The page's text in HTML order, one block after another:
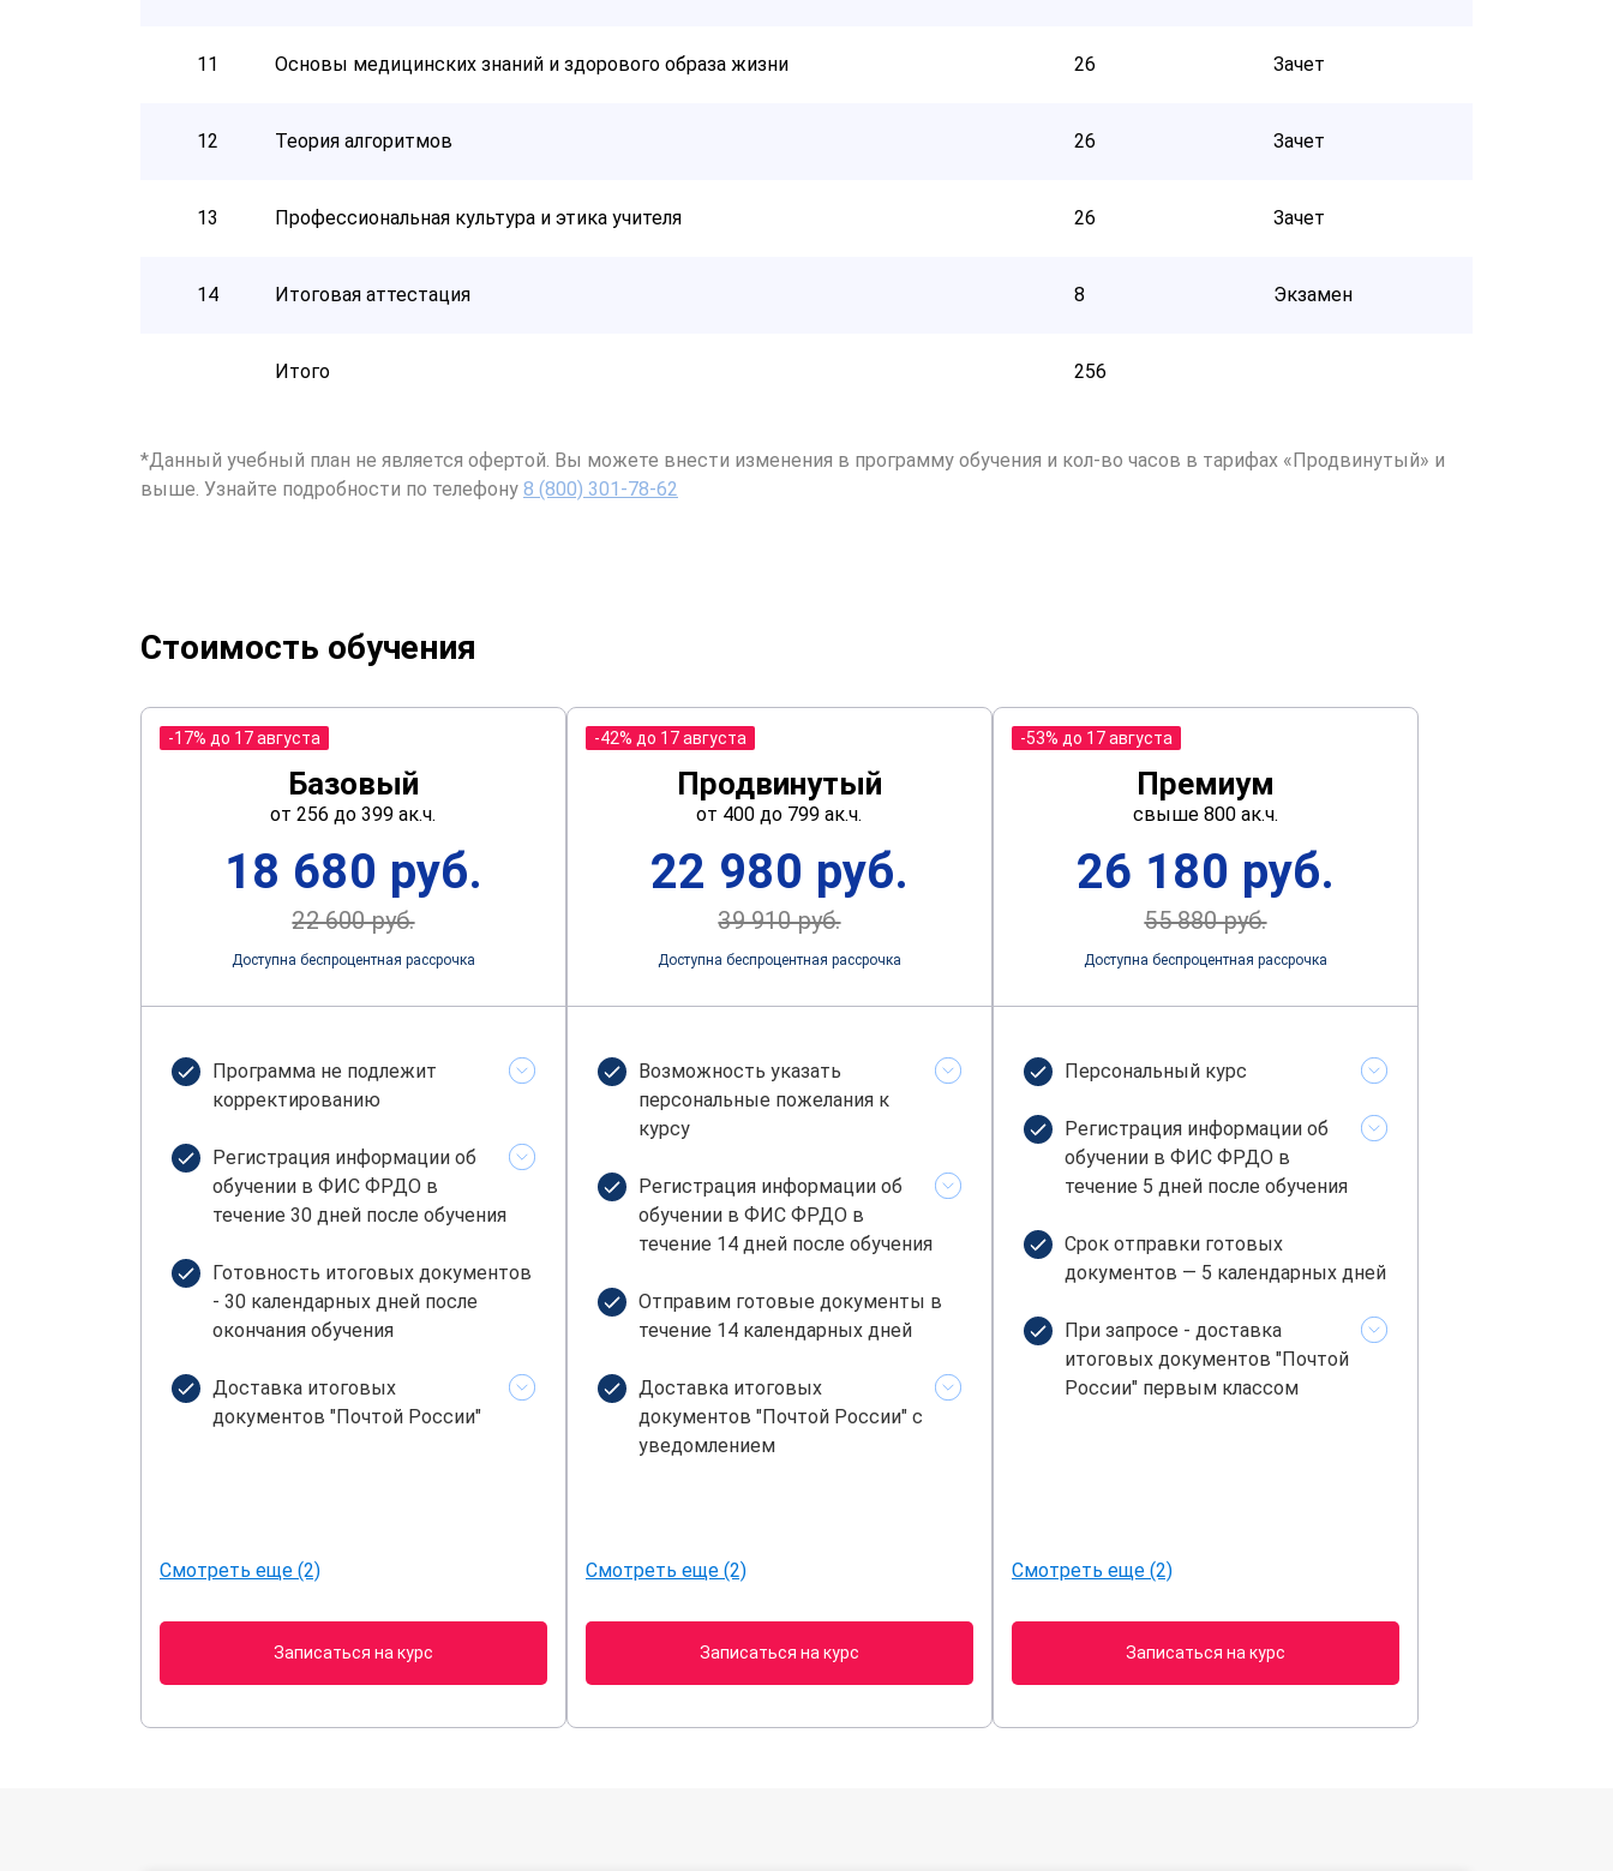
11 Основы медицинских знаний и здорового образа жизни 26 Зачет
12 Теория алгоритмов 26 Зачет
13 Профессиональная культура и этика учителя 26 Зачет
14 Итоговая аттестация 8 Экзамен
Итого 256
*Данный учебный план не является офертой. Вы можете внести изменения в программу обучения и кол-во часов в тарифах «Продвинутый» и
выше. Узнайте подробности по телефону 8 (800) 301-78-62
Стоимость обучения
-17% до 17 августа
Базовый
от 256 до 399 ак.ч.
18 680 руб.
22 600 руб.
Доступна беспроцентная рассрочка
Программа не подлежит
корректированию
Регистрация информации об
обучении в ФИС ФРДО в
течение 30 дней после обучения
Готовность итоговых документов
- 30 календарных дней после
окончания обучения
Доставка итоговых
документов "Почтой России"
Смотреть еще (2)
Записаться на курс
-42% до 17 августа
Продвинутый
от 400 до 799 ак.ч.
22 980 руб.
39 910 руб.
Доступна беспроцентная рассрочка
Возможность указать
персональные пожелания к
курсу
Регистрация информации об
обучении в ФИС ФРДО в
течение 14 дней после обучения
Отправим готовые документы в
течение 14 календарных дней
Доставка итоговых
документов "Почтой России" с
уведомлением
Смотреть еще (2)
Записаться на курс
-53% до 17 августа
Премиум
свыше 800 ак.ч.
26 180 руб.
55 880 руб.
Доступна беспроцентная рассрочка
Персональный курс
Регистрация информации об
обучении в ФИС ФРДО в
течение 5 дней после обучения
Срок отправки готовых
документов — 5 календарных дней
При запросе - доставка
итоговых документов "Почтой
России" первым классом
Смотреть еще (2)
Записаться на курс